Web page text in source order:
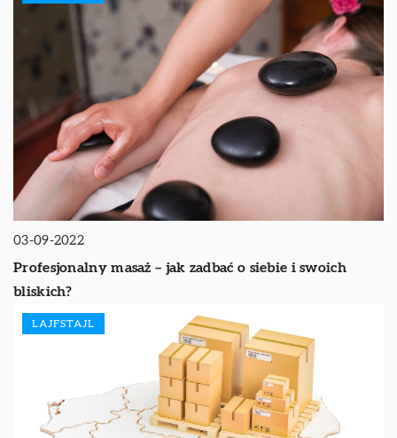
03-09-2022
Profesjonalny masaż – jak zadbać o siebie i swoich
bliskich?
LAJFSTAJL